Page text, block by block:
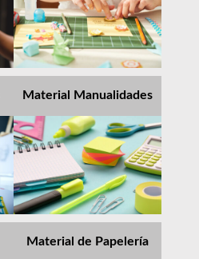
Material Manualidades
Material de Papelería